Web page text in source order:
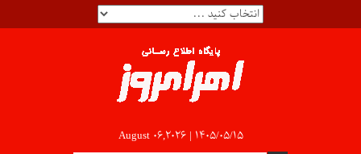
August 06,2026 | ۱۴۰۵/۰۵/۱۵